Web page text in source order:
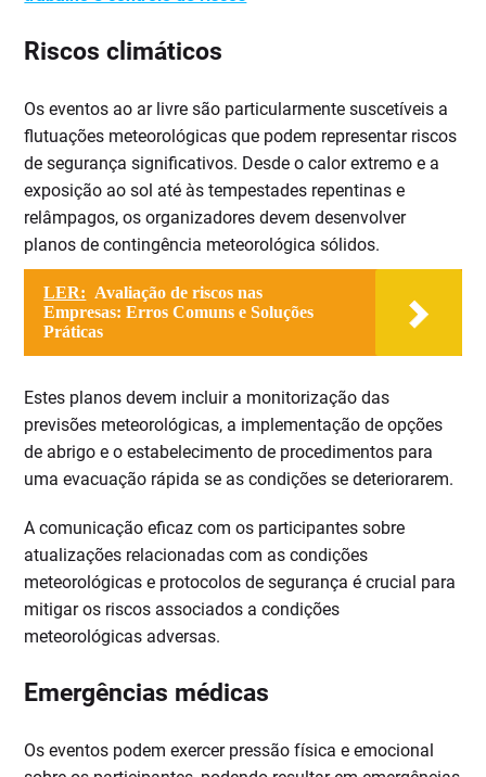
Riscos climáticos
Os eventos ao ar livre são particularmente suscetíveis a
flutuações meteorológicas que podem representar riscos
de segurança significativos. Desde o calor extremo e a
exposição ao sol até às tempestades repentinas e
relâmpagos, os organizadores devem desenvolver
planos de contingência meteorológica sólidos.
LER: Avaliação de riscos nas
Empresas: Erros Comuns e Soluções
Práticas
Estes planos devem incluir a monitorização das
previsões meteorológicas, a implementação de opções
de abrigo e o estabelecimento de procedimentos para
uma evacuação rápida se as condições se deteriorarem.
A comunicação eficaz com os participantes sobre
atualizações relacionadas com as condições
meteorológicas e protocolos de segurança é crucial para
mitigar os riscos associados a condições
meteorológicas adversas.
Emergências médicas
Os eventos podem exercer pressão física e emocional